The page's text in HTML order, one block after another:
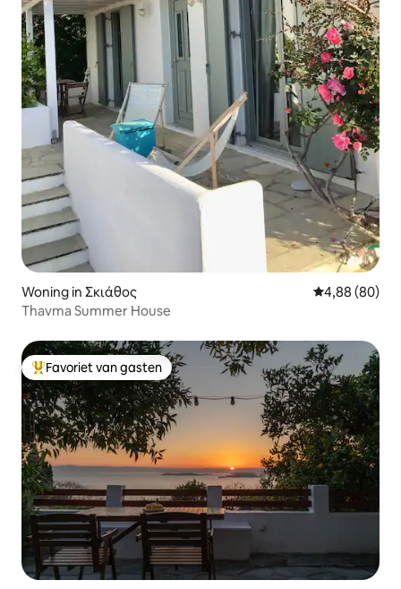
Woning in Σκιάθος Gemiddelde
4,88 (80)
Thavma Summer House
Topfavoriet van gasten
Favoriet van gasten